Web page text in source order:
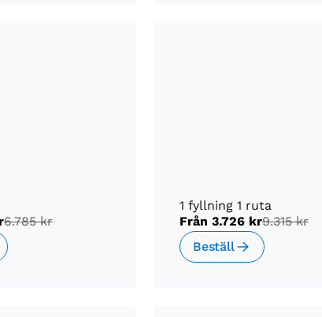
6.785 kr
1 fyllning 1 ruta
Från 3.726 kr9.315 kr
Beställ